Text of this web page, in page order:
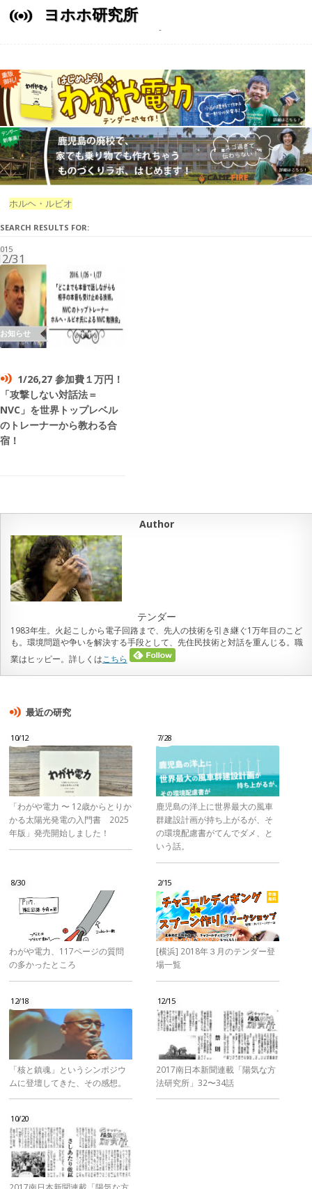
ヨホホ研究所
ホルヘ・ルビオ
SEARCH RESULTS FOR:
31
1/26,27 参加費１万円！
「攻撃しない対話法＝
NVC」を世界トップレベル
のトレーナーから教わる合
宿！
Author
テンダー
1983年生。火起こしから電子回路まで、先人の技術を引き継ぐ1万年目のこど
も。環境問題や争いを解決する手段として、先住民技術と対話を重んじる。職
業はヒッピー。詳しくは こちら
最近の研究
10/12
「わがや電力 〜 12歳からとりか
かる太陽光発電の入門書 2025
年版」発売開始しました！
7/28
鹿児島の洋上に世界最大の風車
群建設計画が持ち上がるが、そ
の環境配慮書がてんでダメ、と
いう話。
8/30
わがや電力、117ページの質問
の多かったところ
2/15
[横浜] 2018年３月のテンダー登
場一覧
12/18
「核と鎮魂」というシンポジウ
ムに登壇してきた、その感想。
12/15
2017南日本新聞連載「陽気な方
法研究所」32〜34話
10/20